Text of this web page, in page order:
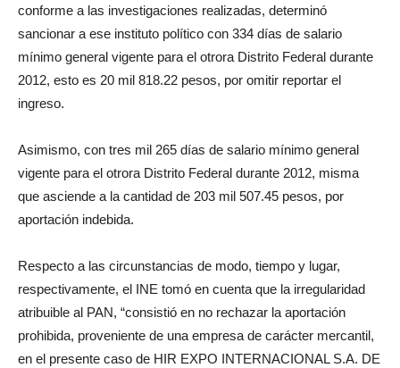
conforme a las investigaciones realizadas, determinó
sancionar a ese instituto político con 334 días de salario
mínimo general vigente para el otrora Distrito Federal durante
2012, esto es 20 mil 818.22 pesos, por omitir reportar el
ingreso.
Asimismo, con tres mil 265 días de salario mínimo general
vigente para el otrora Distrito Federal durante 2012, misma
que asciende a la cantidad de 203 mil 507.45 pesos, por
aportación indebida.
Respecto a las circunstancias de modo, tiempo y lugar,
respectivamente, el INE tomó en cuenta que la irregularidad
atribuible al PAN, “consistió en no rechazar la aportación
prohibida, proveniente de una empresa de carácter mercantil,
en el presente caso de HIR EXPO INTERNACIONAL S.A. DE